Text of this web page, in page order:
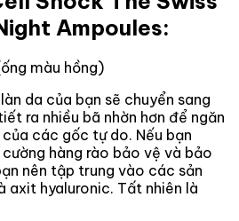
Ampoules:
màu hồng)
da của bạn sẽ chuyển sang
ra nhiều bã nhờn hơn để ngăn
các gốc tự do. Nếu bạn
hàng rào bảo vệ và bảo
nên tập trung vào các sản
axit hyaluronic. Tất nhiên là